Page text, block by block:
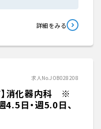
詳細をみる
求人No.JOB028208
】消化器内科 ※
日・週5.0日、